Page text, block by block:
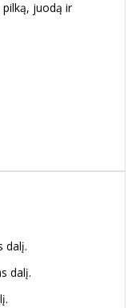
pilką, juodą ir
dalį.
dalį.